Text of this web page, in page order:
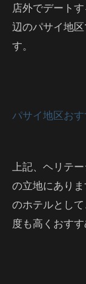
店外でデート
辺のパサイ地
す。
パサイ地区お
上記、ヘリテ
の立地にあり
のホテルとし
度も高くおすす